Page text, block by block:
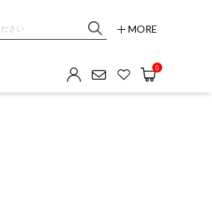
MORE
0